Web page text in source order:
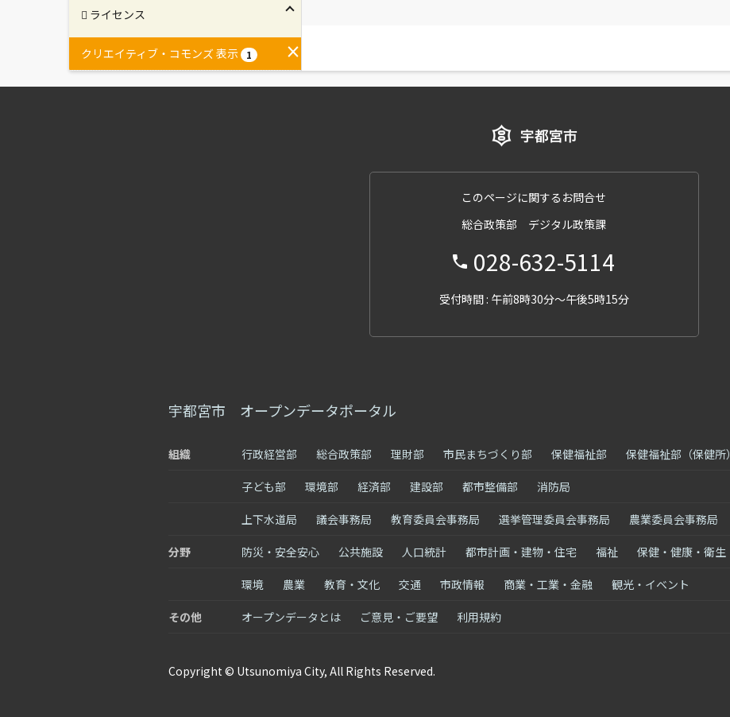
ライセンス
クリエイティブ・コモンズ 表示 1
このページに関するお問合せ
総合政策部 デジタル政策課
028-632-5114
受付時間 : 午前8時30分～午後5時15分
宇都宮市 オープンデータポータル
組織 行政経営部 総合政策部 理財部 市民まちづくり部 保健福祉部 保健福祉部（保健所）
子ども部 環境部 経済部 建設部 都市整備部 消防局
上下水道局 議会事務局 教育委員会事務局 選挙管理委員会事務局 農業委員会事務局
分野 防災・安全安心 公共施設 人口統計 都市計画・建物・住宅 福祉 保健・健康・衛生
環境 農業 教育・文化 交通 市政情報 商業・工業・金融 観光・イベント
その他 オープンデータとは ご意見・ご要望 利用規約
Copyright © Utsunomiya City, All Rights Reserved.